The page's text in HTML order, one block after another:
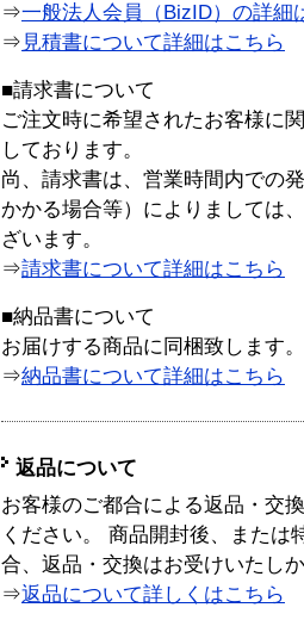
⇒一般法人会員（BizID）の詳細
⇒ 見積書について詳細はこちら
■請求書について
ご注文時に希望されたお客様に
しております。
尚、請求書は、営業時間内での
かかる場合等）によりましては
ざいます。
⇒請求書について詳細はこちら
■納品書について
お届けする商品に同梱致します。
⇒納品書について詳細はこちら
返品について
お客様のご都合による返品・交
ください。 商品開封後、または
合、返品・交換はお受けいたし
⇒返品について詳しくはこちら